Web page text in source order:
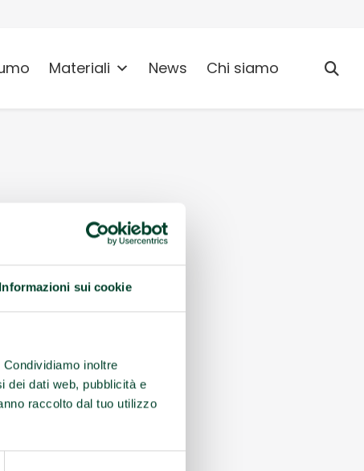
Informazioni sui cookie
inoltre
dei dati web, pubblicità e
raccolto dal tuo utilizzo
Materiali News Chi siamo